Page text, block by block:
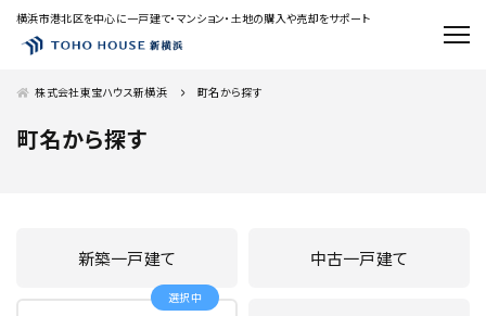
横浜市港北区を中心に一戸建て・マンション・土地の購入や売却をサポート
株式会社東宝ハウス新横浜 町名から探す
町名から探す
新築一戸建て 中古一戸建て